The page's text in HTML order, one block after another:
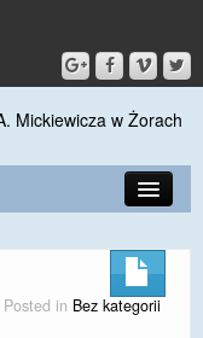
Posted in Bez kategorii